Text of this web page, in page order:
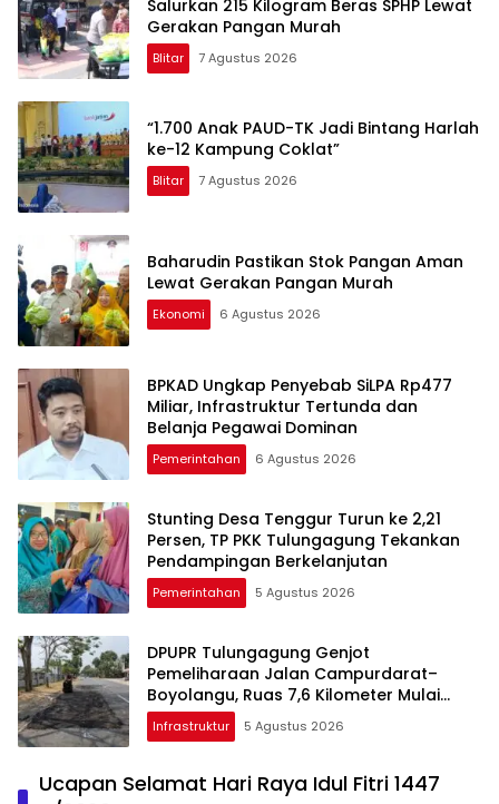
Salurkan 215 Kilogram Beras SPHP Lewat
Gerakan Pangan Murah
Blitar 7 Agustus 2026
“1.700 Anak PAUD-TK Jadi Bintang Harlah
ke-12 Kampung Coklat”
Blitar 7 Agustus 2026
Baharudin Pastikan Stok Pangan Aman
Lewat Gerakan Pangan Murah
Ekonomi 6 Agustus 2026
BPKAD Ungkap Penyebab SiLPA Rp477
Miliar, Infrastruktur Tertunda dan
Belanja Pegawai Dominan
Pemerintahan 6 Agustus 2026
Stunting Desa Tenggur Turun ke 2,21
Persen, TP PKK Tulungagung Tekankan
Pendampingan Berkelanjutan
Pemerintahan 5 Agustus 2026
DPUPR Tulungagung Genjot
Pemeliharaan Jalan Campurdarat–
Boyolangu, Ruas 7,6 Kilometer Mulai
Diperbaiki
Infrastruktur 5 Agustus 2026
Ucapan Selamat Hari Raya Idul Fitri 1447